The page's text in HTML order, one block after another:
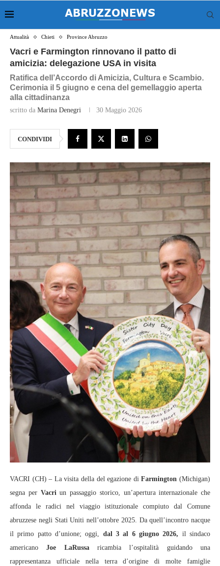
Attualità Chieti Province Abruzzo
Vacri e Farmington rinnovano il patto di
amicizia: delegazione USA in visita
Ratifica dell’Accordo di Amicizia, Cultura e Scambio.
Cerimonia il 5 giugno e cena del gemellaggio aperta
alla cittadinanza
scritto da Marina Denegri 30 Maggio 2026
CONDIVIDI
VACRI (CH) – La visita della del egazione diFarmington (Michigan)
segna per Vacriun passaggio storico, un’apertura internazionale che
affonda le radici nel viaggio istituzionale compiuto dal Comune
abruzzese negli Stati Uniti nell’ottobre 2025. Da quell’incontro nacque
il primo patto d’unione; oggi, dal 3 al 6 giugno 2026, il sindaco
americanoJoe LaRussaricambia l’ospitalità guidando una
rappresentanza ufficiale nella terra d’origine di molte famiglie